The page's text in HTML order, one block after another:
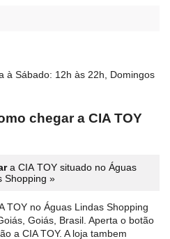
à Sábado: 12h às 22h, Domingos
chegar a CIA TOY
a CIA TOY situado no Águas
Shopping »
TOY no Águas Lindas Shopping
Goiás, Brasil. Aperta o botão
a CIA TOY. A loja tambem